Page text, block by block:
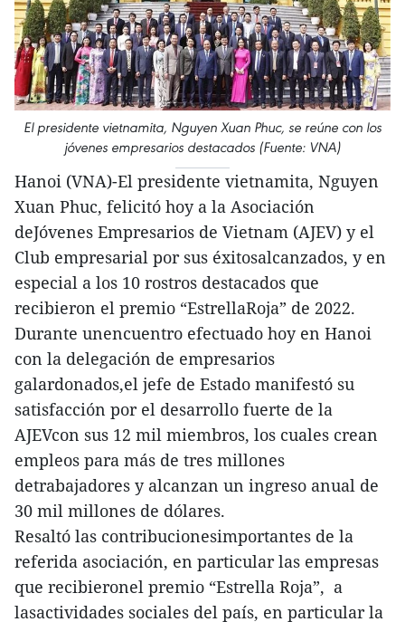
El presidente vietnamita, Nguyen Xuan Phuc, se reúne con los
jóvenes empresarios destacados (Fuente: VNA)
Hanoi (VNA)-El presidente vietnamita, Nguyen
Xuan Phuc, felicitó hoy a la Asociación
deJóvenes Empresarios de Vietnam (AJEV) y el
Club empresarial por sus éxitosalcanzados, y en
especial a los 10 rostros destacados que
recibieron el premio “EstrellaRoja” de 2022.
Durante unencuentro efectuado hoy en Hanoi
con la delegación de empresarios
galardonados,el jefe de Estado manifestó su
satisfacción por el desarrollo fuerte de la
AJEVcon sus 12 mil miembros, los cuales crean
empleos para más de tres millones
detrabajadores y alcanzan un ingreso anual de
30 mil millones de dólares.
Resaltó las contribucionesimportantes de la
referida asociación, en particular las empresas
que recibieronel premio “Estrella Roja”, a
lasactividades sociales del país, en particular la